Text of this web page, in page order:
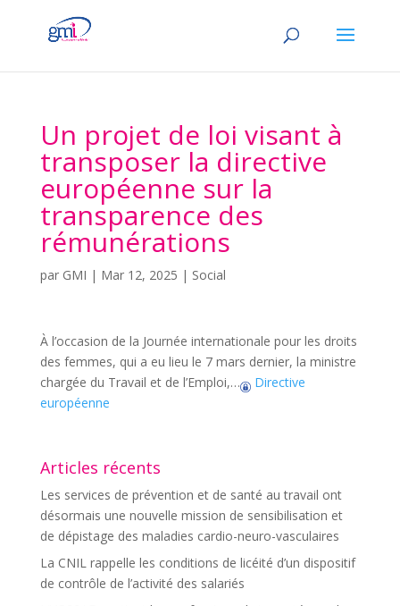
Un projet de loi visant à
transposer la directive
européenne sur la
transparence des
rémunérations
par GMI | Mar 12, 2025 | Social
À l’occasion de la Journée internationale pour les droits
des femmes, qui a eu lieu le 7 mars dernier, la ministre
chargée du Travail et de l’Emploi,…
Directive
européenne
Articles récents
Les services de prévention et de santé au travail ont
désormais une nouvelle mission de sensibilisation et
de dépistage des maladies cardio-neuro-vasculaires
La CNIL rappelle les conditions de licéité d’un dispositif
de contrôle de l’activité des salariés